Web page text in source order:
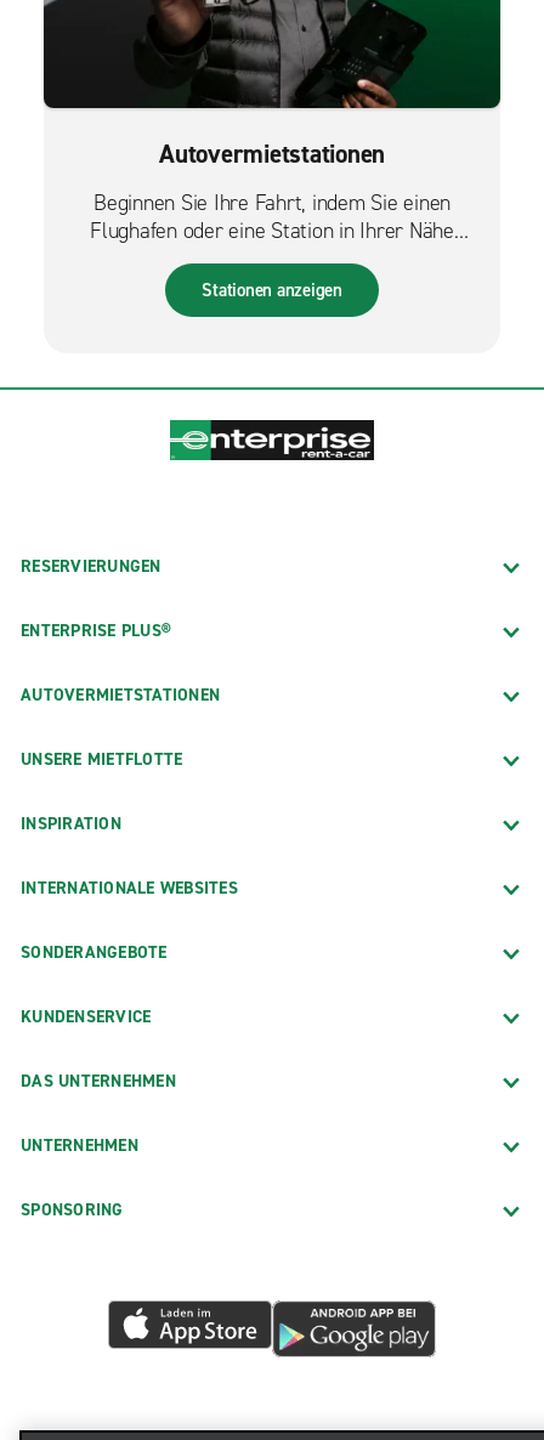
Autovermietstationen
Beginnen Sie Ihre Fahrt, indem Sie einen
Flughafen oder eine Station in Ihrer Nähe
finden.
Stationen anzeigen
RESERVIERUNGEN
ENTERPRISE PLUS®
AUTOVERMIETSTATIONEN
UNSERE MIETFLOTTE
INSPIRATION
INTERNATIONALE WEBSITES
SONDERANGEBOTE
KUNDENSERVICE
DAS UNTERNEHMEN
UNTERNEHMEN
SPONSORING